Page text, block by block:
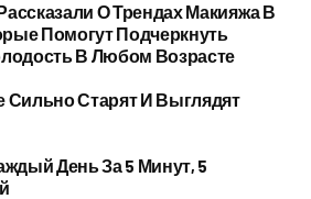
О Трендах Макияжа В
Помогут Подчеркнуть
В Любом Возрасте
Старят И Выглядят
День За 5 Минут, 5